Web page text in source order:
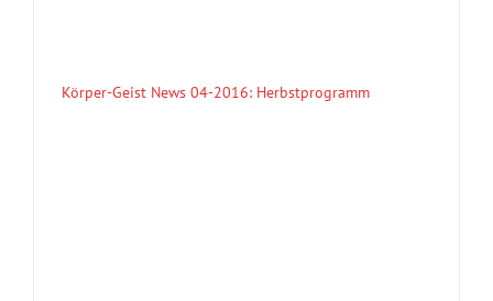
Körper-Geist News 04-2016: Herbstprogramm